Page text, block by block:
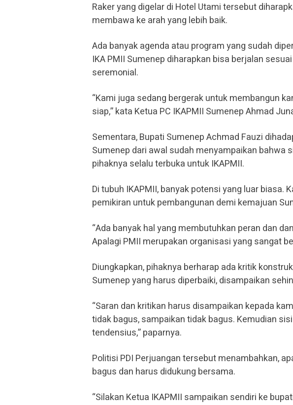
Raker yang digelar di Hotel Utami tersebut
membawa ke arah yang lebih baik.
Ada banyak agenda atau program yang sudah
IKA PMII Sumenep diharapkan bisa berjalan
seremonial.
“Kami juga sedang bergerak untuk membangun
siap,” kata Ketua PC IKAPMII Sumenep Ahmad
Sementara, Bupati Sumenep Achmad Fauzi
Sumenep dari awal sudah menyampaikan bahwa
pihaknya selalu terbuka untuk IKAPMII.
Di tubuh IKAPMII, banyak potensi yang luar biasa.
pemikiran untuk pembangunan demi kemajuan
“Ada banyak hal yang membutuhkan peran dan
Apalagi PMII merupakan organisasi yang sangat
Diungkapkan, pihaknya berharap ada kritik
Sumenep yang harus diperbaiki, disampaikan
“Saran dan kritikan harus disampaikan kepada
tidak bagus, sampaikan tidak bagus. Kemudian
tendensius,” paparnya.
Politisi PDI Perjuangan tersebut menambahkan,
bagus dan harus didukung bersama.
“Silakan Ketua IKAPMII sampaikan sendiri ke